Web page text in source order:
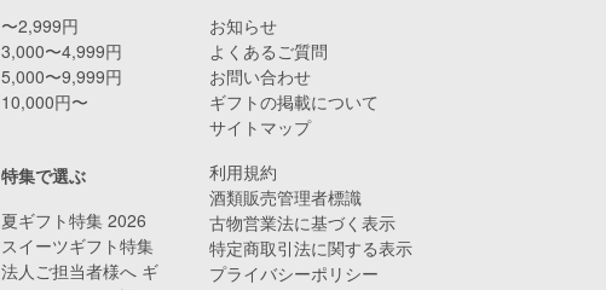
〜2,999円
3,000〜4,999円
5,000〜9,999円
10,000円〜
特集で選ぶ
夏ギフト特集 2026
スイーツギフト特集
法人ご担当者様へ ギ
お知らせ
よくあるご質問
お問い合わせ
ギフトの掲載について
サイトマップ
利用規約
酒類販売管理者標識
古物営業法に基づく表示
特定商取引法に関する表示
プライバシーポリシー